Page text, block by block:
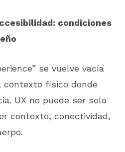
condiciones
se vuelve vacía
contexto físico donde
UX no puede ser solo
contexto, conectividad,